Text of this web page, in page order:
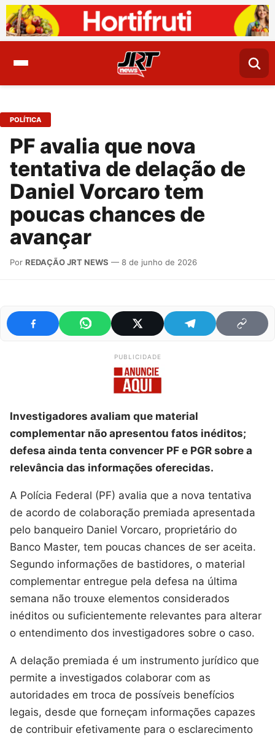
POLÍTICA
PF avalia que nova
tentativa de delação de
Daniel Vorcaro tem
poucas chances de
avançar
Por REDAÇÃO JRT NEWS — 8 de junho de 2026
PUBLICIDADE
Investigadores avaliam que material
complementar não apresentou fatos inéditos;
defesa ainda tenta convencer PF e PGR sobre a
relevância das informações oferecidas.
A Polícia Federal (PF) avalia que a nova tentativa
de acordo de colaboração premiada apresentada
pelo banqueiro Daniel Vorcaro, proprietário do
Banco Master, tem poucas chances de ser aceita.
Segundo informações de bastidores, o material
complementar entregue pela defesa na última
semana não trouxe elementos considerados
inéditos ou suficientemente relevantes para alterar
o entendimento dos investigadores sobre o caso.
A delação premiada é um instrumento jurídico que
permite a investigados colaborar com as
autoridades em troca de possíveis benefícios
legais, desde que forneçam informações capazes
de contribuir efetivamente para o esclarecimento